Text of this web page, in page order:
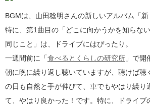
BGMは、山田稔明さんの新しいアルバム「新
特に、第1曲目の「どこに向かうかを知らな
同じこと」は、ドライブにはぴったり。
一週間前に「食べるとくらしの研究所 」で開
朝に晩に繰り返し聴いていますが、聴けば聴
の日も自然と手が伸びて、車でもやはり繰り
て、やはり良かった！です。特に、ドライブ